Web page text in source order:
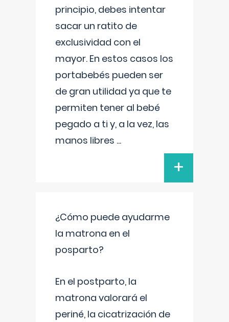
principio, debes intentar
sacar un ratito de
exclusividad con el
mayor. En estos casos los
portabebés pueden ser
de gran utilidad ya que te
permiten tener al bebé
pegado a ti y, a la vez, las
manos libres ...
+
¿Cómo puede ayudarme
la matrona en el
posparto?
En el postparto, la
matrona valorará el
periné, la cicatrización de